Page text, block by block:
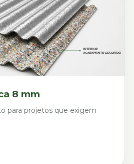
8 mm
para projetos que exigem